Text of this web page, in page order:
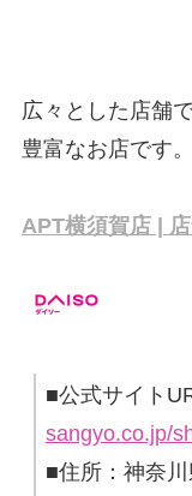
広々とした店舗
豊富なお店です。
APT横須賀店 |
■公式サイト
sangyo.co.jp/
■住所：神奈